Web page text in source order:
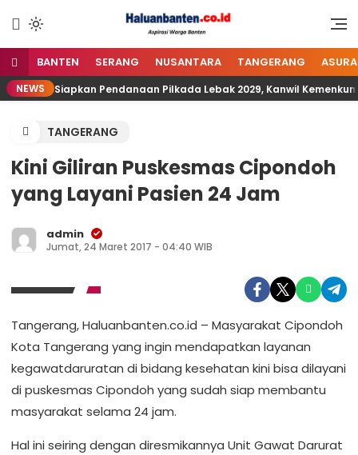
konten
Haluan Banten
Aspirasi Warga Banten
BANTEN SERANG NUSANTARA TANGERANG
NEWS Siapkan Pendanaan Pilkada Lebak 2029, Kanwil
TANGERANG
Kini Giliran Puskesmas Cipondoh
yang Layani Pasien 24 Jam
admin
Jumat, 24 Maret 2017 - 04:40 WIB
Tangerang, Haluanbanten.co.id – Masyarakat Cipondoh
Kota Tangerang yang ingin mendapatkan layanan
kegawatdaruratan di bidang kesehatan kini bisa dilayani
di puskesmas Cipondoh yang sudah siap membantu
masyarakat selama 24 jam.
Hal ini seiring dengan diresmikannya Unit Gawat Darurat